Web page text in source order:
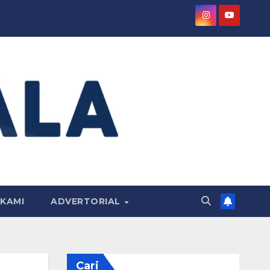
ADVERTORIAL
Cari